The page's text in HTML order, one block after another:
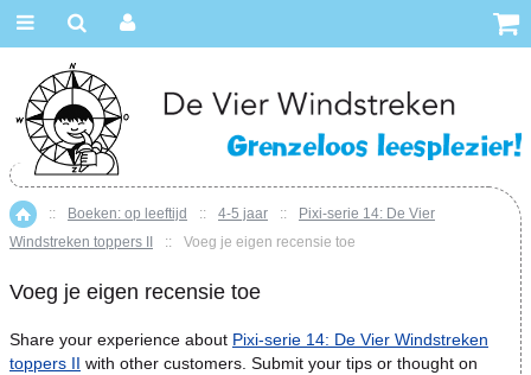
Home
:: Boeken: op leeftijd :: 4-5 jaar ::
Pixi-serie 14: De Vier
Windstreken toppers II
:: Voeg je eigen recensie toe
Voeg je eigen recensie toe
Share your experience about Pixi-serie 14: De Vier Windstreken
toppers II with other customers. Submit your tips or thought on